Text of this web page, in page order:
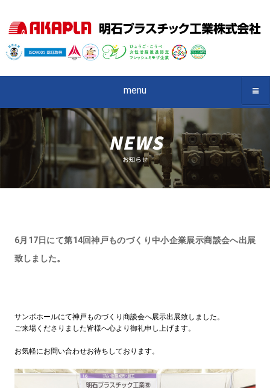
menu
6月17日にて第14回神戸ものづくり中小企業展示商談会へ出展
致しました。
サンボホールにて神戸ものづくり商談会へ展示出展致しました。
ご来場くださりました皆様へ心より御礼申し上げます。
お気軽にお問い合わせお待ちしております。